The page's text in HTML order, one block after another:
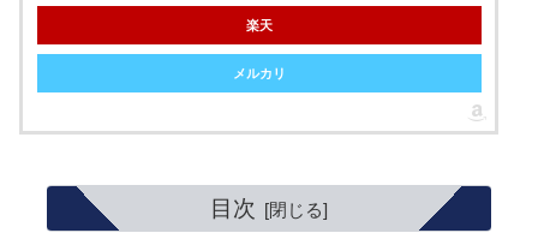
楽天
メルカリ
目次